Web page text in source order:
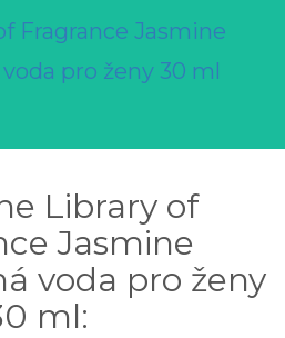
Library of
Jasmine
voda pro ženy
ml: